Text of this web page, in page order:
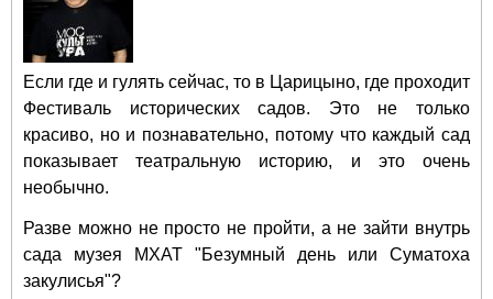
Если где и гулять сейчас, то в Царицыно, где проходит
Фестиваль исторических садов. Это не только
красиво, но и познавательно, потому что каждый сад
показывает театральную историю, и это очень
необычно.
Разве можно не просто не пройти, а не зайти внутрь
сада музея МХАТ "Безумный день или Суматоха
закулисья"?